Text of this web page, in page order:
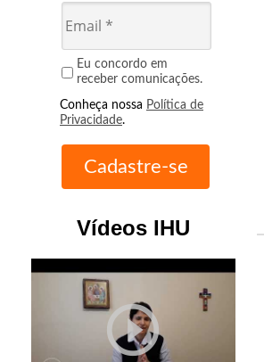
Eu concordo em
receber comunicações.
Conheça nossa Política de
Privacidade.
Vídeos IHU
play_circle_outline